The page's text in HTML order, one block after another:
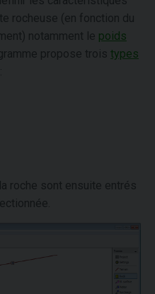
rocheuse (en fonction du
notamment le poids
propose trois types
roche sont ensuite entrés